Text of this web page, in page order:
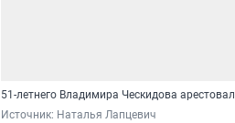
51-летнего Владимира Ческидова
Источник: Наталья Лапцевич